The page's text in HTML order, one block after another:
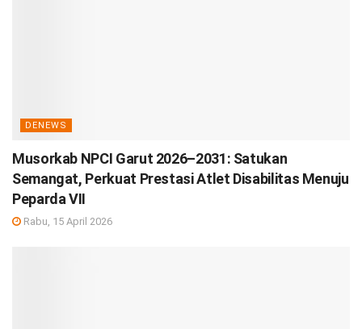
DENEWS
Musorkab NPCI Garut 2026–2031: Satukan
Semangat, Perkuat Prestasi Atlet Disabilitas Menuju
Peparda VII
Rabu, 15 April 2026